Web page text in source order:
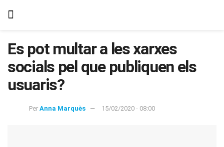
Es pot multar a les xarxes
socials pel que publiquen els
usuaris?
Per Anna Marquès 15/02/2020 - 08:00